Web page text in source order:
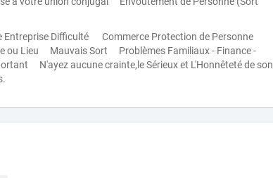
Entreprise Difficulté Commerce Protection de Personne
ou Lieu Mauvais Sort Problèmes Familiaux - Finance -
N'ayez aucune crainte,le Sérieux et L'Honnêteté de son